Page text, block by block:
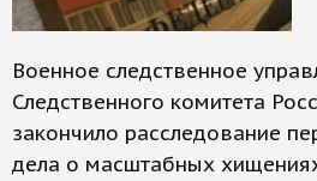
Военное следственное
Следственного комитета
закончило расследование
дела о масштабных